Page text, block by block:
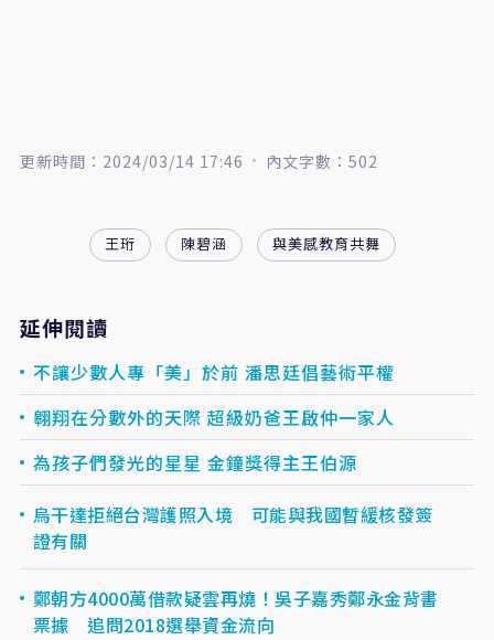
更新時間：2024/03/14 17:46 內文字數：502
王珩 陳碧涵 與美感教育共舞
延伸閱讀
不讓少數人專「美」於前 潘思廷倡藝術平權
翱翔在分數外的天際 超級奶爸王啟仲一家人
為孩子們發光的星星 金鐘獎得主王伯源
烏干達拒絕台灣護照入境 可能與我國暫緩核發簽
證有關
鄭朝方4000萬借款疑雲再燒！吳子嘉秀鄭永金背書
票據 追問2018選舉資金流向